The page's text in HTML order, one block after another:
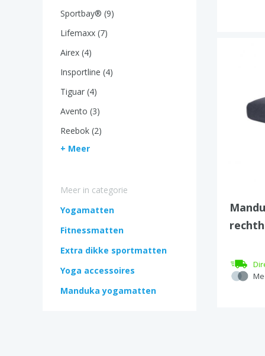
Sportbay® (9)
Lifemaxx (7)
Airex (4)
Insportline (4)
Tiguar (4)
Avento (3)
Reebok (2)
+ Meer
Meer in categorie
Yogamatten
Fitnessmatten
Extra dikke sportmatten
Yoga accessoires
Manduka yogamatten